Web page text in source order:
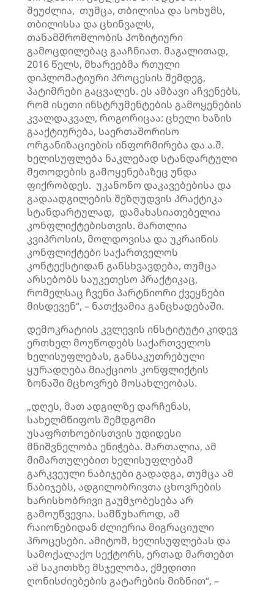
შეუძლია, თუმცა, თბილისა და სოხუმს,
თბილისსა და ცხინვალს,
თანამშრომლობის პოზიტიური
გამოცდილებაც გააჩნიათ. მაგალითად,
2016 წელს, მხარეებმა რთული
დიპლომატიური პროცესის შემდეგ,
პატიმრები გაცვალეს. ეს ამბავი აჩვენებს,
რომ ისეთი ინსტრუმენტების გამოყენების
კვალდაკვალ, როგორიცაა: ცხელი ხაზის
გააქტიურება, საერთაშორისო
ორგანიზაციების ინფორმირება და ა.შ.
ხელისუფლება ნაკლებად სტანდარტული
მეთოდების გამოყენებაზეც უნდა
ფიქრობდეს. უკანონო დაკავებებისა და
გადაადგილების შეზღუდვის პრაქტიკა
სტანდარტულად, დამახასიათებელია
კონფლიქტებისთვის. მართლია
კვიპროსის, მოლდოვისა და უკრაინის
კონფლიქტები საქართველოს
კონტექსტიდან განსხვავდება, თუმცა
არსებობს საუკეთესო პრაქტიკაც,
რომელსაც ჩვენი პარტნიორი ქვეყნები
მისდევენ“, – ნათქვამია განცხადებაში.
დემოკრატიის კვლევის ინსტიტუტი კიდევ
ერთხელ მოუწოდებს საქართველოს
ხელისუფლებას, განსაკუთრებული
ყურადღება მიაქციოს კონფლიქტის
ზონაში მცხოვრებ მოსახლეობას.
„დღეს, მათ ადგილზე დარჩენას,
სახელმწიფოს შემდგომი
უსაფრთხოებისთვის უდიდესი
მნიშვნელობა ენიჭება. მართალია, ამ
მიმართულებით ხელისუფლებამ
გარკვეული ნაბიჯები გადადგა, თუმცა ამ
ნაბიჯებს, ადგილობრივთა ცხოვრების
ხარისხობრივი გაუმჯობესება არ
გამოუწვევია. სამწუხაროდ, ამ
რაიონებიდან ძლიერია მიგრაციული
პროცესები. ამიტომ, ხელისუფლებას და
სამოქალაქო სექტორს, ერთად მართებთ
ამ საკითხზე მსჯელობა, ქმედითი
ღონისძიებების გატარების მიზნით“, –